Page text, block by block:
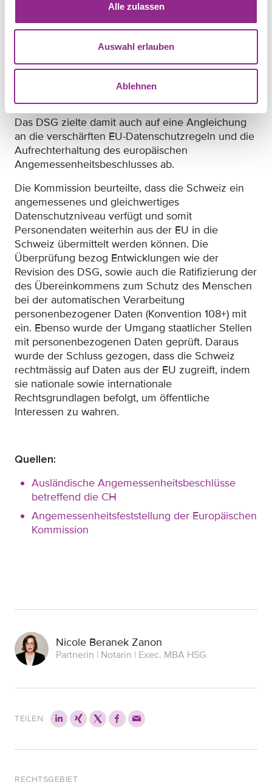
Alle zulassen
Auswahl erlauben
Ablehnen
Ansichten eingeholt.
Überprüfung der Schweiz
Die EU hatte bereits im Frühling 2019 die
Angemessenheitsbeschlüsse zu überprüfen. In der
Schweiz wurde dies aufgrund der Revision des
September 2023 in Kraft getreten ist, verzögert.
Das DSG zielte damit auch auf eine Angleichung
an die verschärften EU-Datenschutzregeln und die
Aufrechterhaltung des europäischen
Angemessenheitsbeschlusses ab.
Die Kommission beurteilte, dass die Schweiz ein
angemessenes und gleichwertiges
Datenschutzniveau verfügt und somit
Personendaten weiterhin aus der EU in die
Schweiz übermittelt werden können. Die
Überprüfung bezog Entwicklungen wie der
Revision des DSG, sowie auch die Ratifizierung der
des Übereinkommens zum Schutz des Menschen
bei der automatischen Verarbeitung
personenbezogener Daten (Konvention 108+) mit
ein. Ebenso wurde der Umgang staatlicher Stellen
mit personenbezogenen Daten geprüft. Daraus
wurde der Schluss gezogen, dass die Schweiz
rechtmässig auf Daten aus der EU zugreift, indem
sie nationale sowie internationale
Rechtsgrundlagen befolgt, um öffentliche
Interessen zu wahren.
Quellen:
Ausländische Angemessenheitsbeschlüsse
betreffend die CH
Angemessenheitsfeststellung der Europäischen
Kommission
Nicole Beranek Zanon
Partnerin | Notarin | Exec. MBA HSG
TEILEN
RECHTSGEBIET